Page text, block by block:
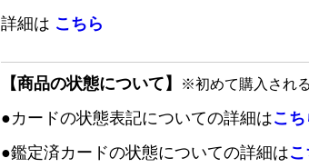
詳細は こちら
【商品の状態について】 ※初めて購入され
●カードの状態表記についての詳細はこち
●鑑定済カードの状態についての詳細は